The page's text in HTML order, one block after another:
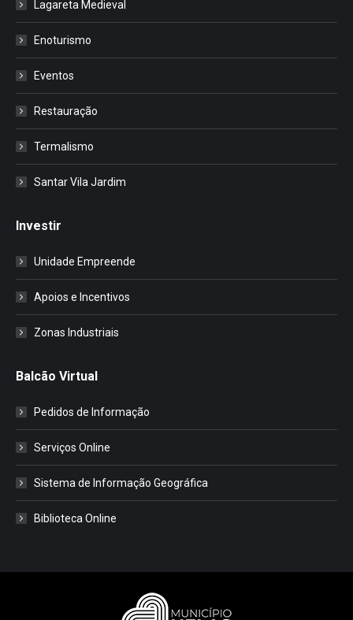
Lagareta Medieval
Enoturismo
Eventos
Restauração
Termalismo
Santar Vila Jardim
Investir
Unidade Empreende
Apoios e Incentivos
Zonas Industriais
Balcão Virtual
Pedidos de Informação
Serviços Online
Sistema de Informação Geográfica
Biblioteca Online